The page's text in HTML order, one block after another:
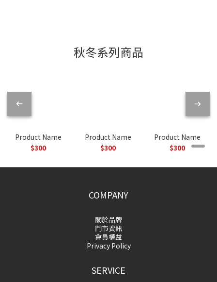
秋冬系列商品
Product Name
$300
Product Name
$300
Product Name
$300
COMPANY
關於品牌
門市資訊
會員權益
Privacy Policy
SERVICE